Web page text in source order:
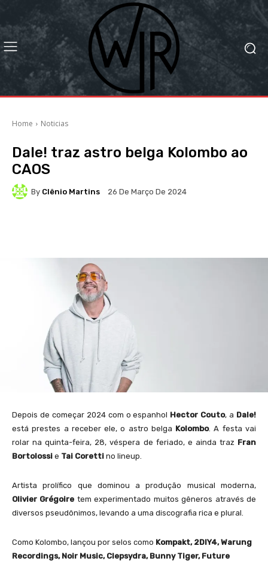
Home Noticias
Dale! traz astro belga Kolombo ao
CAOS
By Clênio Martins 26 De Março De 2024
Depois de começar 2024 com o espanhol Hector Couto, a Dale!
está prestes a receber ele, o astro belga Kolombo. A festa vai
rolar na quinta-feira, 28, véspera de feriado, e ainda traz Fran
Bortolossi e Tai Coretti no lineup.
Artista prolífico que dominou a produção musical moderna,
Olivier Grégoire tem experimentado muitos gêneros através de
diversos pseudônimos, levando a uma discografia rica e plural.
Como Kolombo, lançou por selos como Kompakt, 2DIY4, Warung
Recordings, Noir Music, Clepsydra, Bunny Tiger, Future